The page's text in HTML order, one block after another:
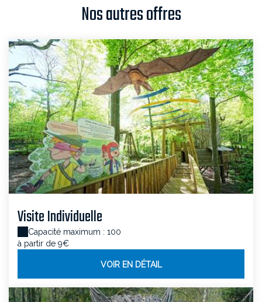
Nos autres offres
Visite Individuelle
Capacité maximum : 100
à partir de 9€
VOIR EN DÉTAIL